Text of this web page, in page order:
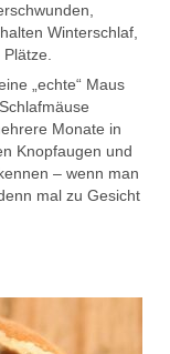
Winterschlaf,
„echte“ Maus
Monate in
Knopfaugen und
– wenn man
mal zu Gesicht